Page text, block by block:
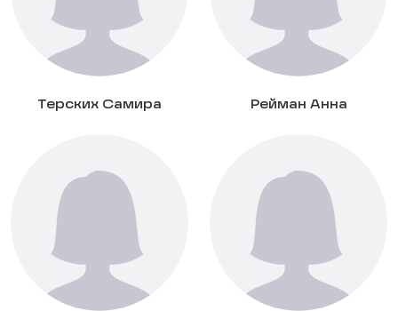
Терских Самира Рейман Анна